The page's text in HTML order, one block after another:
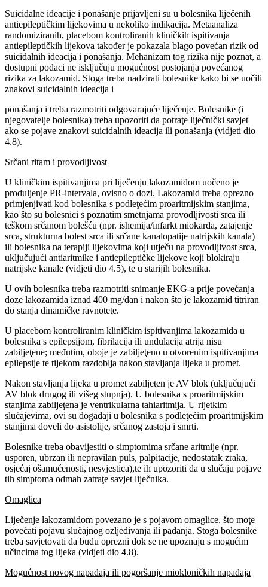
Suicidalne ideacije i ponašanje prijavljeni su u bolesnika liječenih
antiepileptičkim lijekovima u nekoliko indikacija. Metaanaliza
randomiziranih, placebom kontroliranih kliničkih ispitivanja
antiepileptičkih lijekova također je pokazala blago povećan rizik od
suicidalnih ideacija i ponašanja. Mehanizam tog rizika nije poznat, a
dostupni podaci ne isključuju mogućnost postojanja povećanog
rizika za lakozamid. Stoga treba nadzirati bolesnike kako bi se uočili
znakovi suicidalnih ideacija i
ponašanja i treba razmotriti odgovarajuće liječenje. Bolesnike (i
njegovatelje bolesnika) treba upozoriti da potraţe liječnički savjet
ako se pojave znakovi suicidalnih ideacija ili ponašanja (vidjeti dio
4.8).
Srčani ritam i provodljivost
U kliničkim ispitivanjima pri liječenju lakozamidom uočeno je
produljenje PR-intervala, ovisno o dozi. Lakozamid treba oprezno
primjenjivati kod bolesnika s podleţećim proaritmijskim stanjima,
kao što su bolesnici s poznatim smetnjama provodljivosti srca ili
teškom srčanom bolešću (npr. ishemija/infarkt miokarda, zatajenje
srca, strukturna bolest srca ili srčane kanalopatije natrijskih kanala)
ili bolesnika na terapiji lijekovima koji utječu na provodljivost srca,
uključujući antiaritmike i antiepileptičke lijekove koji blokiraju
natrijske kanale (vidjeti dio 4.5), te u starijih bolesnika.
U ovih bolesnika treba razmotriti snimanje EKG-a prije povećanja
doze lakozamida iznad 400 mg/dan i nakon što je lakozamid titriran
do stanja dinamičke ravnoteţe.
U placebom kontroliranim kliničkim ispitivanjima lakozamida u
bolesnika s epilepsijom, fibrilacija ili undulacija atrija nisu
zabiljeţene; međutim, oboje je zabiljeţeno u otvorenim ispitivanjima
epilepsije te tijekom razdoblja nakon stavljanja lijeka u promet.
Nakon stavljanja lijeka u promet zabiljeţen je AV blok (uključujući
AV blok drugog ili višeg stupnja). U bolesnika s proaritmijskim
stanjima zabiljeţena je ventrikularna tahiaritmija. U rijetkim
slučajevima, ovi su događaji u bolesnika s podleţećim proaritmijskim
stanjima doveli do asistolije, srčanog zastoja i smrti.
Bolesnike treba obavijestiti o simptomima srčane aritmije (npr.
usporen, ubrzan ili nepravilan puls, palpitacije, nedostatak zraka,
osjećaj ošamućenosti, nesvjestica),te ih upozoriti da u slučaju pojave
tih simptoma odmah zatraţe savjet liječnika.
Omaglica
Liječenje lakozamidom povezano je s pojavom omaglice, što moţe
povećati pojavu slučajnog ozljeđivanja ili padanja. Stoga bolesnike
treba savjetovati da budu oprezni dok se ne upoznaju s mogućim
učincima tog lijeka (vidjeti dio 4.8).
Mogućnost novog napadaja ili pogoršanje miokloničkih napadaja